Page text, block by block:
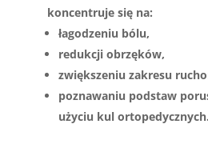
koncentruje się na:
łagodzeniu bólu,
redukcji obrzęków,
zwiększeniu zakresu
poznawaniu podstaw
użyciu kul ortopedycznych.